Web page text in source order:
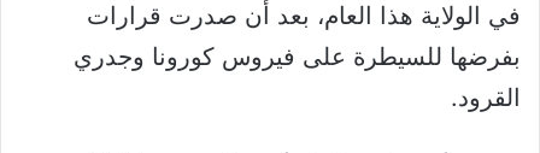
في الولاية هذا العام، بعد أن صدرت قرارات
بفرضها للسيطرة على فيروس كورونا وجدري
القرود.